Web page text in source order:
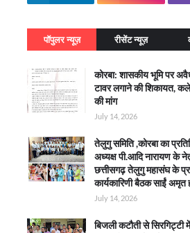
पॉपुलर न्यूज़ रीसेंट न्यूज़
कोरबा: शासकीय भूमि पर
टावर लगाने की शिकायत,
की मांग
July 14, 2026
तेलुगु समिति ,कोरबा का
अध्यक्ष पी.आदि नारायण के
छत्तीसगढ़ तेलुगु महासंघ के
कार्यकारिणी बैठक साईं अमृत
July 14, 2026
बिजली कटौती से सिरगिट्टी